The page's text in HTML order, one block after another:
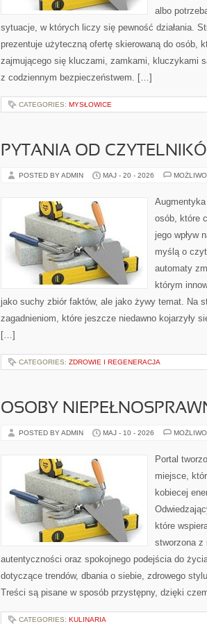
albo
sytuacje, w których liczy się pewność działania.
prezentuje użyteczną ofertę skierowaną do osób,
zajmującego się kluczami, zamkami, kluczykami
z codziennym bezpieczeństwem. […]
CATEGORIES: MYSŁOWICE
PYTANIA OD
POSTED BY ADMIN MAJ - 20 - 2026
osób, które
jego wpływ
myślą o
automaty
którym
jako suchy zbiór faktów, ale jako żywy temat. Na
zagadnieniom, które jeszcze niedawno kojarzyły
[…]
CATEGORIES: ZDROWIE I REGENERACJA
OSOBY
POSTED BY ADMIN MAJ - 10 - 2026
Portal
miejsce,
kobiecej
które
stworzona z
autentyczności oraz spokojnego podejścia do
dotyczące trendów, dbania o siebie, zdrowego
Treści są pisane w sposób przystępny, dzięki
CATEGORIES: KULINARIA